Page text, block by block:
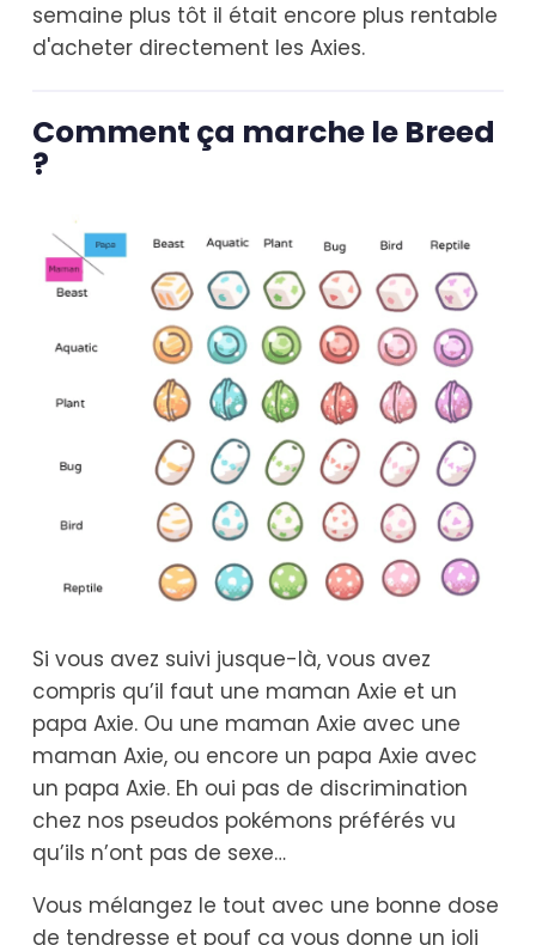
semaine plus tôt il était encore plus rentable
d'acheter directement les Axies.
Comment ça marche le Breed
?
Si vous avez suivi jusque-là, vous avez
compris qu’il faut une maman Axie et un
papa Axie. Ou une maman Axie avec une
maman Axie, ou encore un papa Axie avec
un papa Axie. Eh oui pas de discrimination
chez nos pseudos pokémons préférés vu
qu’ils n’ont pas de sexe…
Vous mélangez le tout avec une bonne dose
de tendresse et pouf ça vous donne un joli